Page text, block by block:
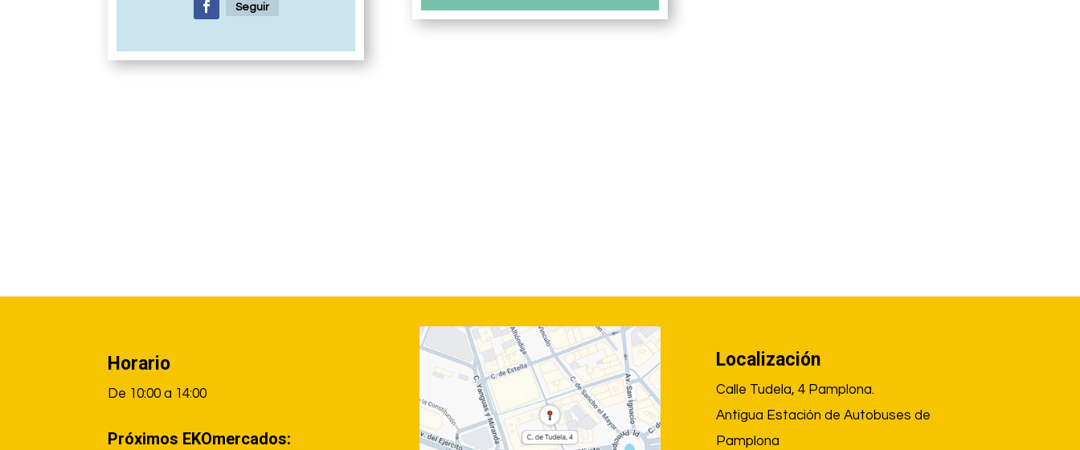
Seguir
Horario
De 10:00 a 14:00
Próximos EKOmercados:
Localización
Calle Tudela, 4 Pamplona.
Antigua Estación de Autobuses de
Pamplona